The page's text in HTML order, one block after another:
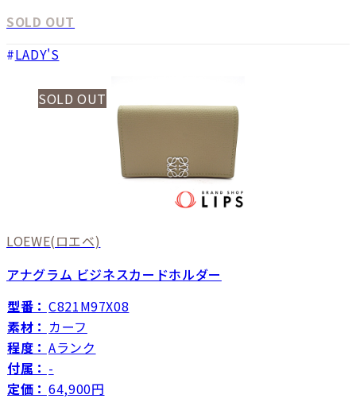
SOLD OUT
LADY'S
SOLD OUT
LOEWE(ロエベ)
アナグラム ビジネスカードホルダー
型番： C821M97X08
素材： カーフ
程度： Aランク
付属： -
定価： 64,900円